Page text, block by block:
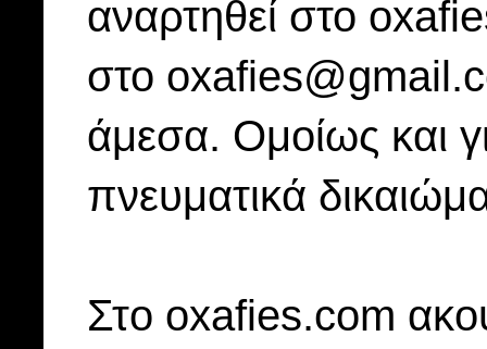
αναρτηθεί στο
στο
άμεσα. Ομοίως και
πνευματικά
Στo oxafies.com